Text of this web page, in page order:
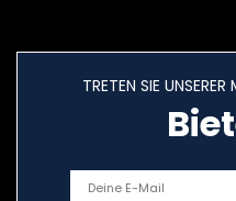
TRETEN SIE